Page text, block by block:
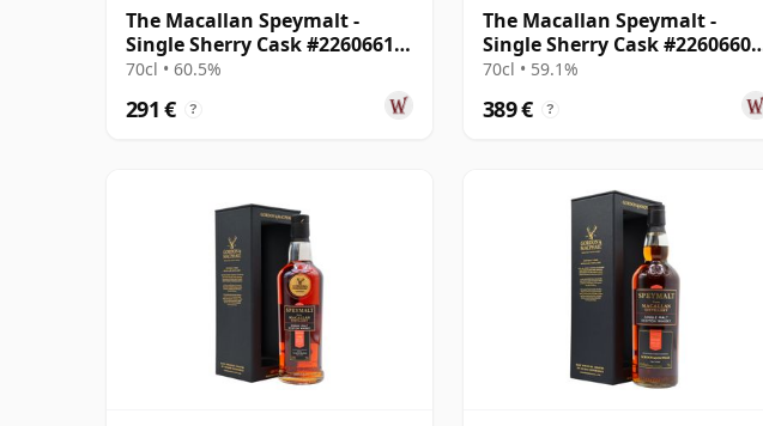
The Macallan Speymalt -
Single Sherry Cask #22606616
2004 20 años
70cl • 60.5%
291 € ?
The Macallan Speymalt -
Single Sherry Cask #22606604
2004 20 años
70cl • 59.1%
389 € ?